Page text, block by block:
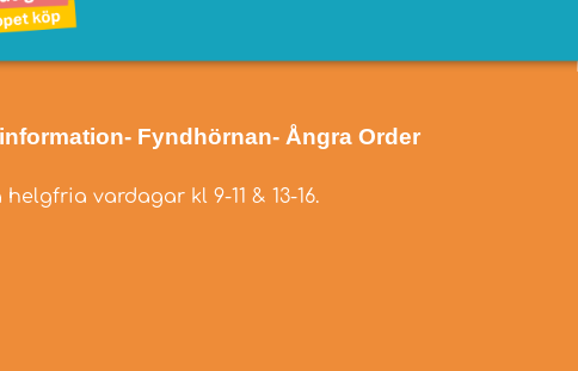
- Fyndhörnan- Ångra Order
vardagar kl 9-11 & 13-16.